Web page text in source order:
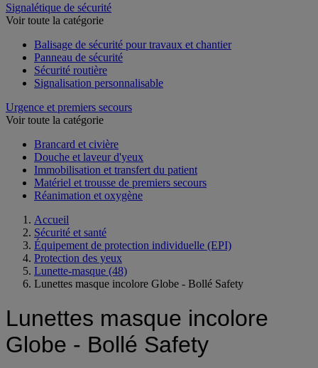
Signalétique de sécurité
Voir toute la catégorie
Balisage de sécurité pour travaux et chantier
Panneau de sécurité
Sécurité routière
Signalisation personnalisable
Urgence et premiers secours
Voir toute la catégorie
Brancard et civière
Douche et laveur d'yeux
Immobilisation et transfert du patient
Matériel et trousse de premiers secours
Réanimation et oxygène
Accueil
Sécurité et santé
Équipement de protection individuelle (EPI)
Protection des yeux
Lunette-masque (48)
Lunettes masque incolore Globe - Bollé Safety
Lunettes masque incolore
Globe - Bollé Safety